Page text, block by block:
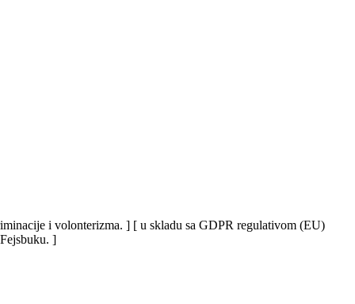
i volonterizma. ] [ u skladu sa GDPR regulativom (EU)
]